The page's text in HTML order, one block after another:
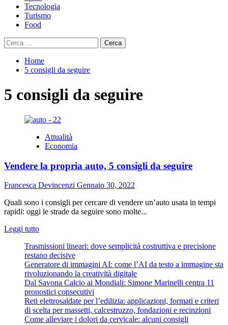
Tecnologia
Turismo
Food
Ricerca
per:
Home
5 consigli da seguire
5 consigli da seguire
Attualità
Economia
Vendere la propria auto, 5 consigli da seguire
Francesca Devincenzi Gennaio 30, 2022
Quali sono i consigli per cercare di vendere un’auto usata in tempi
rapidi: oggi le strade da seguire sono molte...
Leggi tuttoLeggi
più
su
Vendere
la
propria
auto,
5
consigli
da
Trasmissioni lineari: dove semplicità costruttiva e precisione
restano decisive
Generatore di immagini AI: come l’AI da testo a immagine sta
rivoluzionando la creatività digitale
Dal Savona Calcio ai Mondiali: Simone Marinelli centra 11
pronostici consecutivi
Reti elettrosaldate per l’edilizia: applicazioni, formati e criteri
di scelta per massetti, calcestruzzo, fondazioni e recinzioni
Come alleviare i dolori da cervicale: alcuni consigli